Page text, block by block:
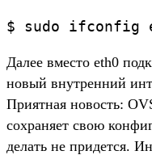
$ sudo ifconfig
Далее вместо eth0
новый внутренний
Приятная новость:
сохраняет свою
делать не придется.